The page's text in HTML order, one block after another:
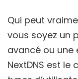
Qui peut
vous soyez un
avancé ou une
NextDNS est